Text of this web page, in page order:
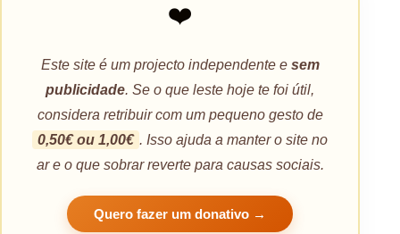
❤️
Este site é um projecto independente e sem
publicidade. Se o que leste hoje te foi útil,
considera retribuir com um pequeno gesto de
0,50€ ou 1,00€ . Isso ajuda a manter o site no
ar e o que sobrar reverte para causas sociais.
Quero fazer um donativo →